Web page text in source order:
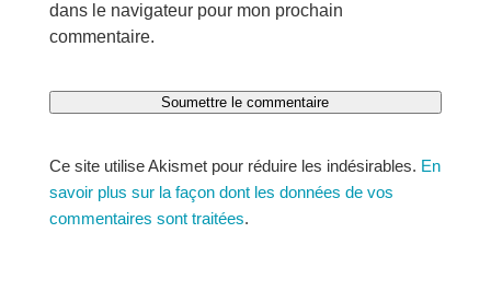
dans le navigateur pour mon prochain
commentaire.
Soumettre le commentaire
Ce site utilise Akismet pour réduire les indésirables. En
savoir plus sur la façon dont les données de vos
commentaires sont traitées.